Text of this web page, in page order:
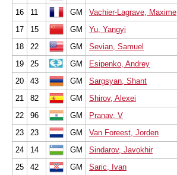
16
11 GM Vachier-Lagrave, Maxime
17
15 GM Yu, Yangyi
18
22 GM Sevian, Samuel
19
25 GM Esipenko, Andrey
20
43 GM Sargsyan, Shant
21
82 GM Shirov, Alexei
22
96 GM Pranav, V
23
23 GM Van Foreest, Jorden
24
14 GM Sindarov, Javokhir
25
42 GM Saric, Ivan